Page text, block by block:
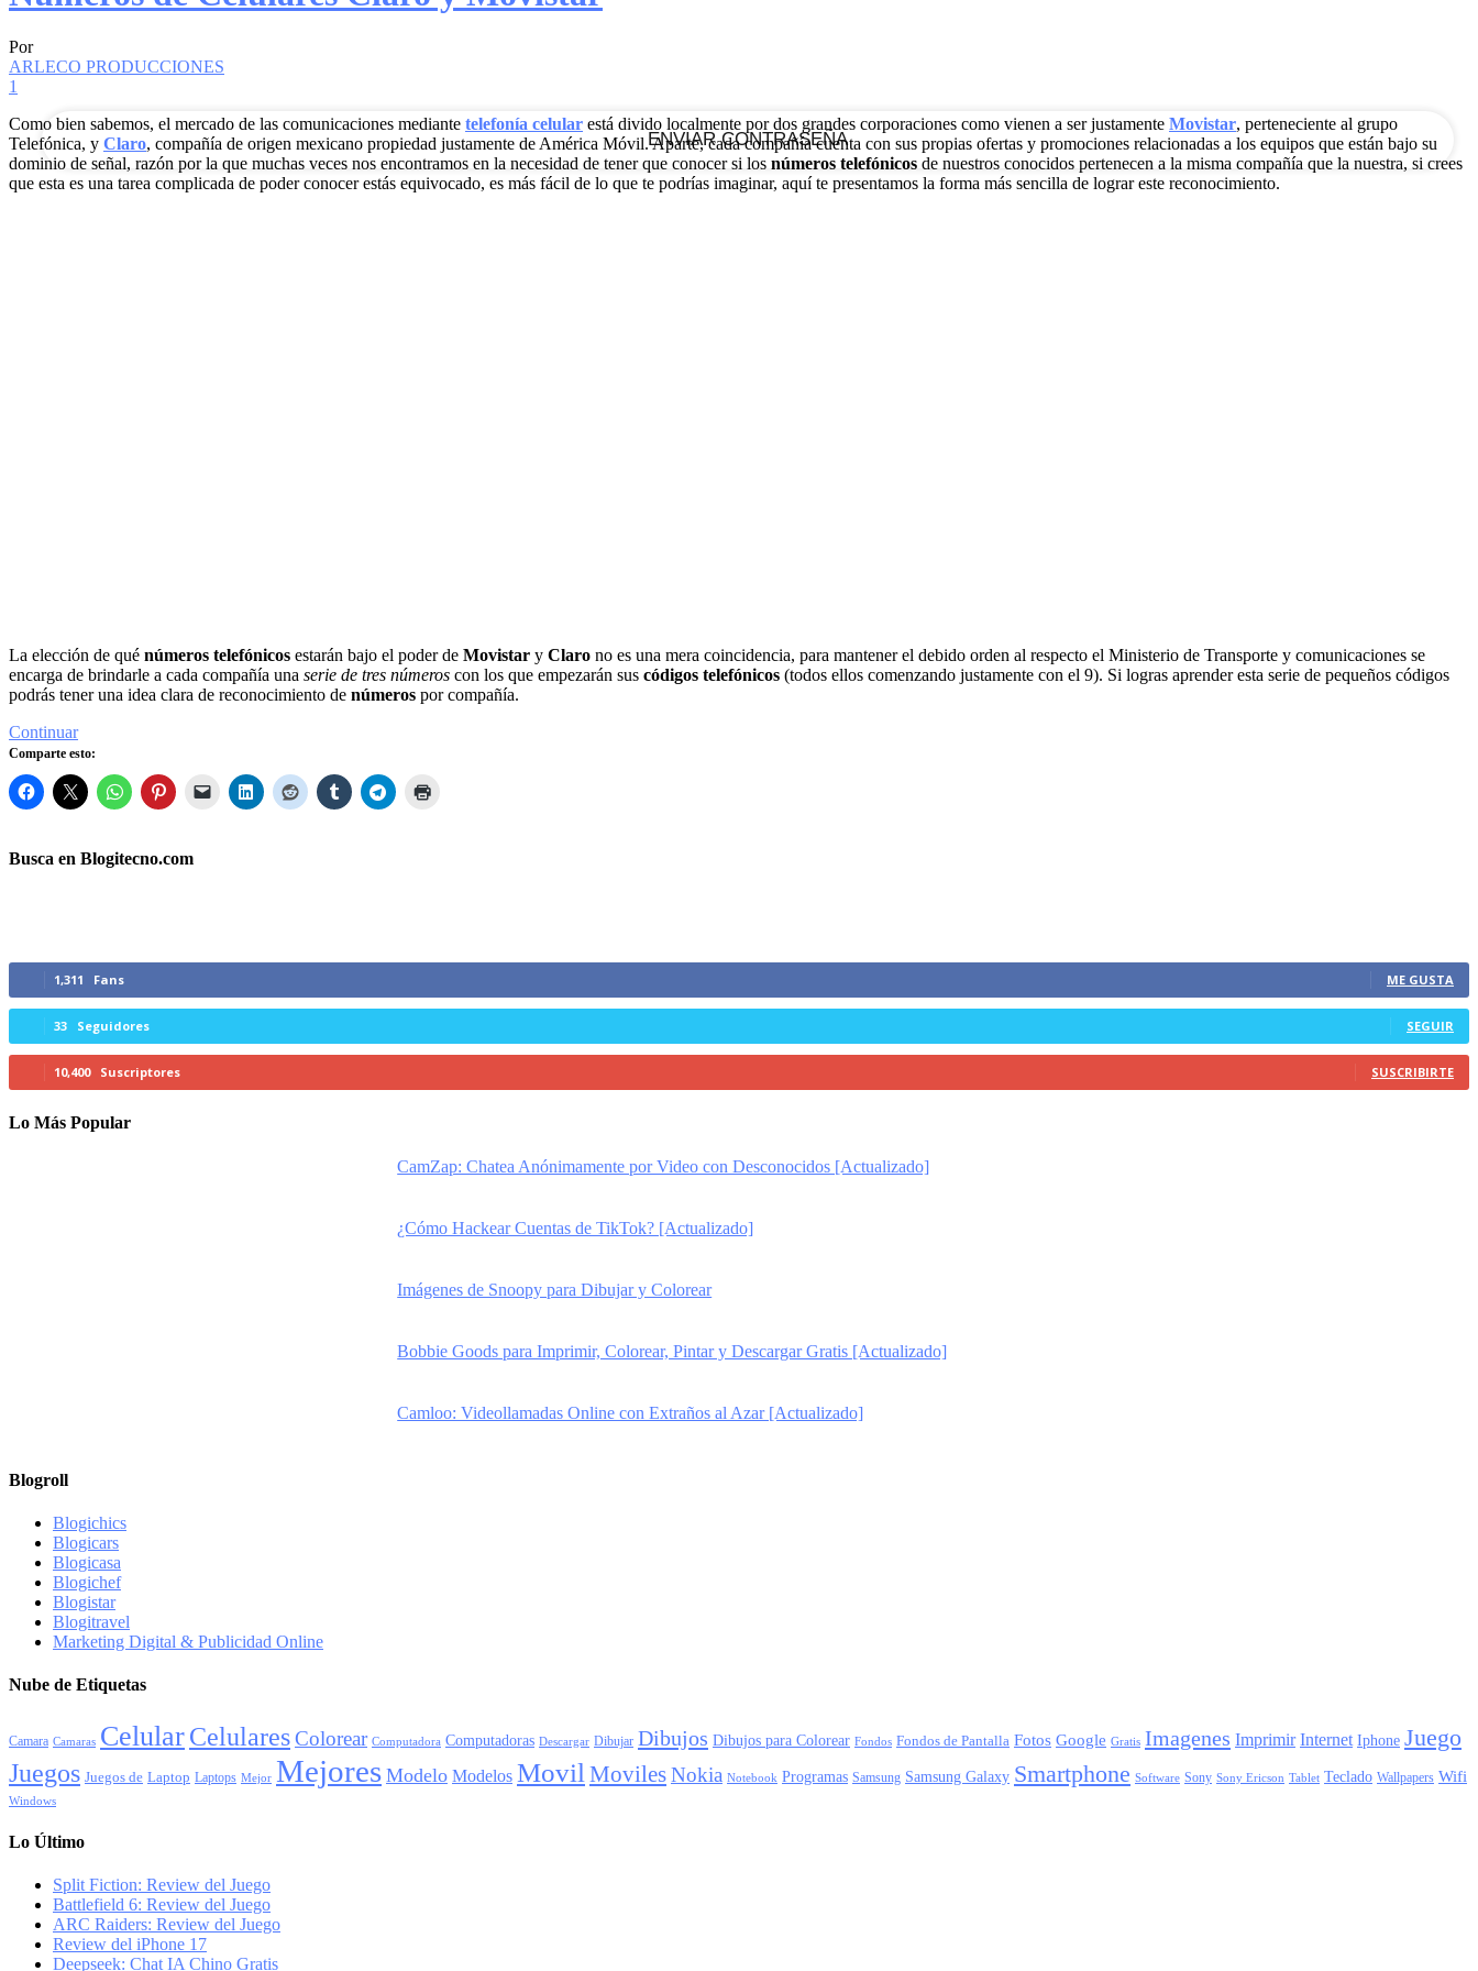
Por
ARLECO PRODUCCIONES
1
Como bien sabemos, el mercado de las comunicaciones mediante telefonía celular está divido localmente por dos grandes corporaciones como vienen a ser justamente Movistar, perteneciente al grupo
Telefónica, y Claro, compañía de origen mexicano propiedad justamente de América Móvil. Aparte, cada compañía cuenta con sus propias ofertas y promociones relacionadas a los equipos que están bajo su
dominio de señal, razón por la que muchas veces nos encontramos en la necesidad de tener que conocer si los números telefónicos de nuestros conocidos pertenecen a la misma compañía que la nuestra, si crees
que esta es una tarea complicada de poder conocer estás equivocado, es más fácil de lo que te podrías imaginar, aquí te presentamos la forma más sencilla de lograr este reconocimiento.
La elección de qué números telefónicos estarán bajo el poder de Movistar y Claro no es una mera coincidencia, para mantener el debido orden al respecto el Ministerio de Transporte y comunicaciones se
encarga de brindarle a cada compañía una serie de tres números con los que empezarán sus códigos telefónicos (todos ellos comenzando justamente con el 9). Si logras aprender esta serie de pequeños códigos
podrás tener una idea clara de reconocimiento de números por compañía.
Continuar
Comparte esto:
Busca en Blogitecno.com
1,311 Fans ME GUSTA
33 Seguidores SEGUIR
10,400 Suscriptores SUSCRIBIRTE
Lo Más Popular
CamZap: Chatea Anónimamente por Video con Desconocidos [Actualizado]
¿Cómo Hackear Cuentas de TikTok? [Actualizado]
Imágenes de Snoopy para Dibujar y Colorear
Bobbie Goods para Imprimir, Colorear, Pintar y Descargar Gratis [Actualizado]
Camloo: Videollamadas Online con Extraños al Azar [Actualizado]
Blogroll
Blogichics
Blogicars
Blogicasa
Blogichef
Blogistar
Blogitravel
Marketing Digital & Publicidad Online
Nube de Etiquetas
Camara Camaras CelularCelularesColorear Computadora Computadoras Descargar Dibujar Dibujos Dibujos para Colorear Fondos Fondos de Pantalla Fotos Google Gratis Imagenes Imprimir Internet Iphone Juego
Juegos Juegos de Laptop Laptops Mejor Mejores Modelo Modelos Movil MovilesNokia Notebook Programas Samsung Samsung Galaxy Smartphone Software Sony Sony Ericson Tablet Teclado Wallpapers Wifi
Windows
Lo Último
Split Fiction: Review del Juego
Battlefield 6: Review del Juego
ARC Raiders: Review del Juego
Review del iPhone 17
Deepseek: Chat IA Chino Gratis